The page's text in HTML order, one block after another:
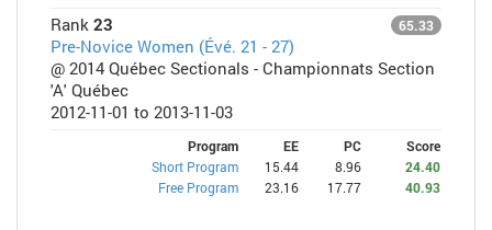
Rank 23 65.33
Pre-Novice Women (Évé. 21 - 27)
@ 2014 Québec Sectionals - Championnats Section
'A' Québec
2012-11-01 to 2013-11-03
Program EE PC
Score
Short Program
15.44 8.96
24.40
Free Program
23.16 17.77 40.93